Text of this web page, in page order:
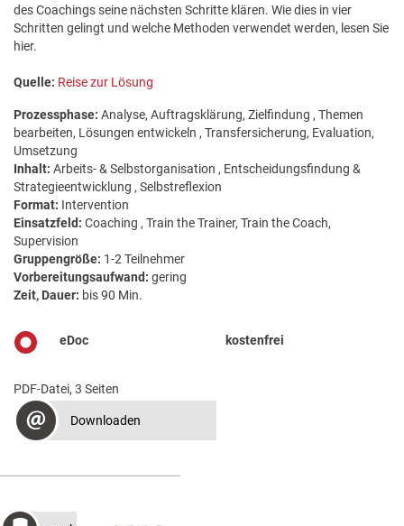
des Coachings seine nächsten Schritte klären. Wie dies in vier
Schritten gelingt und welche Methoden verwendet werden, lesen Sie
hier.
Quelle: Reise zur Lösung
Prozessphase: Analyse, Auftragsklärung, Zielfindung , Themen
bearbeiten, Lösungen entwickeln , Transfersicherung, Evaluation,
Umsetzung
Inhalt: Arbeits- & Selbstorganisation , Entscheidungsfindung &
Strategieentwicklung , Selbstreflexion
Format: Intervention
Einsatzfeld: Coaching , Train the Trainer, Train the Coach,
Supervision
Gruppengröße: 1-2 Teilnehmer
Vorbereitungsaufwand: gering
Zeit, Dauer: bis 90 Min.
eDoc kostenfrei
PDF-Datei, 3 Seiten
Downloaden